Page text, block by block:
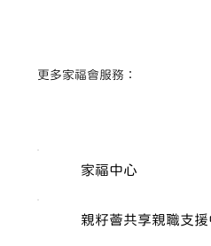
「反映令」保障與
​更多家福會服務：
家福中心
親籽薈共享親職支援